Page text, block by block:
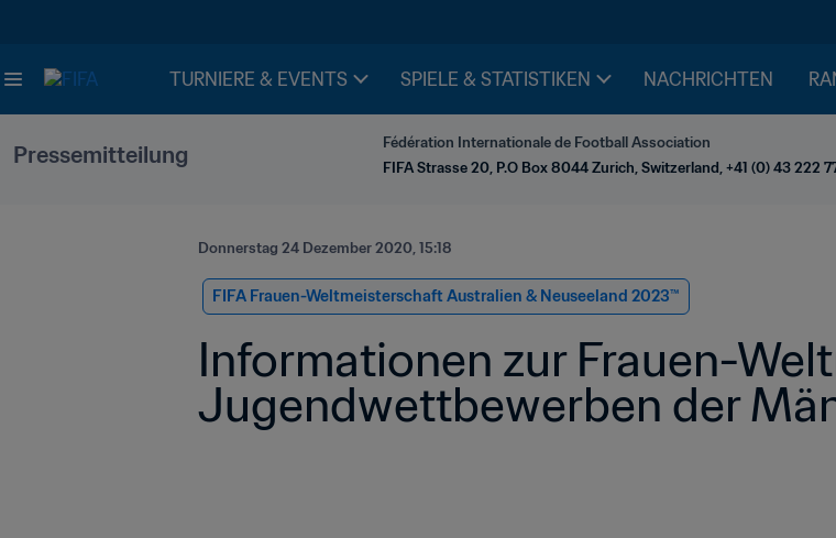
TURNIERE & EVENTS SPIELE & STATISTIKEN NACHRICHTEN
Pressemitteilung
Fédération Internationale de Football Association
FIFA Strasse 20, P.O Box 8044 Zurich, Switzerland, +41 (0) 43 222
Donnerstag 24 Dezember 2020, 15:18
FIFA Frauen-Weltmeisterschaft Australien & Neuseeland 2023™
Informationen zur Frauen-
Jugendwettbewerben der